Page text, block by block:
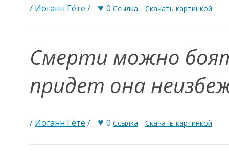
/ Иоганн Гёте / ♥ 0 Ссылка Скачать картинкой
Смерти можно
придет она
/ Иоганн Гёте / ♥ 0 Ссылка Скачать картинкой